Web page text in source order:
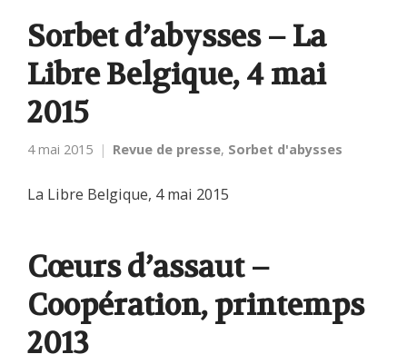
Sorbet d’abysses – La
Libre Belgique, 4 mai
2015
4 mai 2015 Revue de presse, Sorbet d'abysses
La Libre Belgique, 4 mai 2015
Cœurs d’assaut –
Coopération, printemps
2013